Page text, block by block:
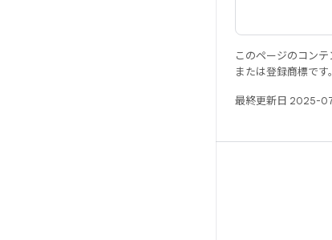
このページのコンテ
または登録商標です。
最終更新日 2025-